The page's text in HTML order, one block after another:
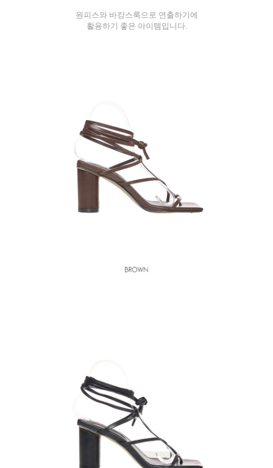
원피스와 바캉스룩으로 연출하기에
활용하기 좋은 아이템입니다.